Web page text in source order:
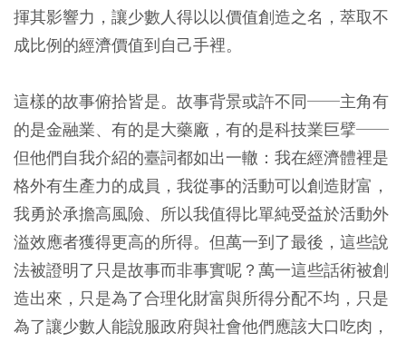
揮其影響力，讓少數人得以以價值創造之名，萃取不
成比例的經濟價值到自己手裡。
這樣的故事俯拾皆是。故事背景或許不同──主角有
的是金融業、有的是大藥廠，有的是科技業巨擘──
但他們自我介紹的臺詞都如出一轍：我在經濟體裡是
格外有生產力的成員，我從事的活動可以創造財富，
我勇於承擔高風險、所以我值得比單純受益於活動外
溢效應者獲得更高的所得。但萬一到了最後，這些說
法被證明了只是故事而非事實呢？萬一這些話術被創
造出來，只是為了合理化財富與所得分配不均，只是
為了讓少數人能說服政府與社會他們應該大口吃肉，